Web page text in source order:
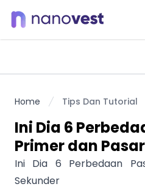
Home Tips Dan Tutorial
Ini Dia 6
Primer dan
Ini Dia 6 Perbedaan
Sekunder